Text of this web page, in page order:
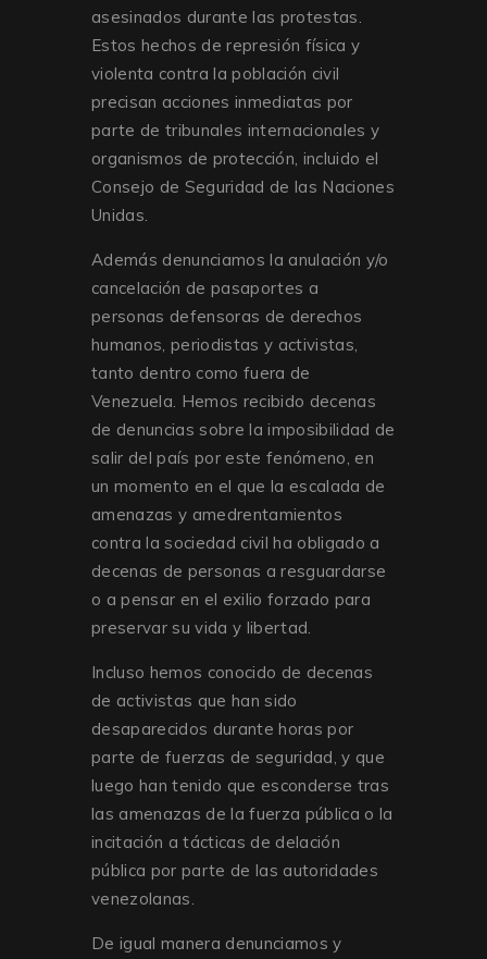
asesinados durante las protestas.
Estos hechos de represión física y
violenta contra la población civil
precisan acciones inmediatas por
parte de tribunales internacionales y
organismos de protección, incluido el
Consejo de Seguridad de las Naciones
Unidas.
Además denunciamos la anulación y/o
cancelación de pasaportes a
personas defensoras de derechos
humanos, periodistas y activistas,
tanto dentro como fuera de
Venezuela. Hemos recibido decenas
de denuncias sobre la imposibilidad de
salir del país por este fenómeno, en
un momento en el que la escalada de
amenazas y amedrentamientos
contra la sociedad civil ha obligado a
decenas de personas a resguardarse
o a pensar en el exilio forzado para
preservar su vida y libertad.
Incluso hemos conocido de decenas
de activistas que han sido
desaparecidos durante horas por
parte de fuerzas de seguridad, y que
luego han tenido que esconderse tras
las amenazas de la fuerza pública o la
incitación a tácticas de delación
pública por parte de las autoridades
venezolanas.
De igual manera denunciamos y